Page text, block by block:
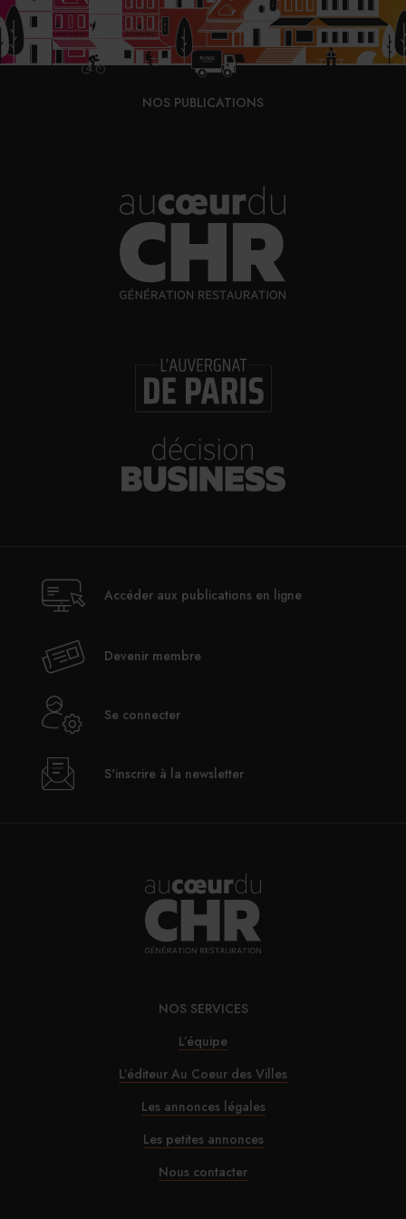
Comme Mathias Neto, il réalise son apprentissage à
L’École Ducasse de Meudon.
: Magret et Foie Gras au Pays du milieu
©DR
L e jury.
Angelo Attard, gagnant de la première édition
du Challenge Foie Gras en 2005 et aujourd’hui
Romain Besseron, chef des cuisines de Matignon et co-
président de l’Association les Cuisiniers de la
chef de la Banque de France
Michèle Carles, journaliste culinaire
Benjamin Constant, éleveur et représentant du CIFOG
Tima à Bastia et finaliste du Challenge Foie Gras 2018
NOS PUBLICATIONS
Accéder aux publications en ligne
Devenir membre
Se connecter
S'inscrire à la newsletter
NOS SERVICES
L’équipe
L’éditeur Au Coeur des Villes
Les annonces légales
Les petites annonces
Nous contacter